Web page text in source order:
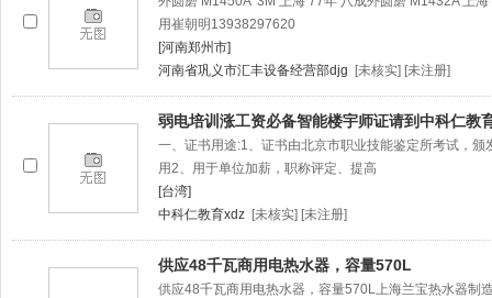
用崔朝明13938297620
[河南郑州市]
河南省巩义市汇丰设备经营部djg
[未核实] [未注册]
弱电培训涨工资必备智能楼宇师证请到中科仁教
一、证书用途:1、证书由北京市职业技能鉴定所考试，
用2、用于单位加薪，职称评定、提高
[台湾]
中科仁教育xdz [未核实] [未注册]
供应48千瓦商用电热水器，容量570L
供应48千瓦商用电热水器，容量570L上海兰宝热水器制